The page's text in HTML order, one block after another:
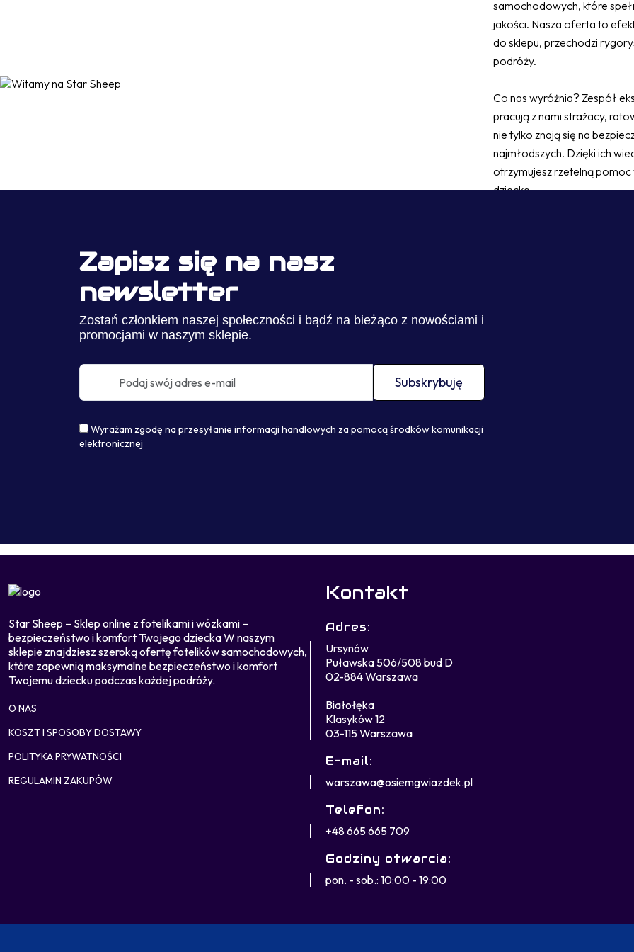
samochodowych, które
jakości. Nasza oferta to
do sklepu, przechodzi
podróży.
Co nas wyróżnia? Zespół
pracują z nami strażacy,
nie tylko znają się na
najmłodszych. Dzięki ich
otrzymujesz rzetelną
dziecka.
Zapisz się na nasz
newsletter
Zostań członkiem naszej społeczności i bądź na bieżąco z nowościami i
promocjami w naszym sklepie.
Subskrybuję
Wyrażam zgodę na przesyłanie informacji handlowych za pomocą środków komunikacji
elektronicznej
Star Sheep – Sklep online z fotelikami i wózkami –
bezpieczeństwo i komfort Twojego dziecka W naszym
sklepie znajdziesz szeroką ofertę fotelików samochodowych,
które zapewnią maksymalne bezpieczeństwo i komfort
Twojemu dziecku podczas każdej podróży.
O NAS
KOSZT I SPOSOBY DOSTAWY
POLITYKA PRYWATNOŚCI
REGULAMIN ZAKUPÓW
Kontakt
Adres:
Ursynów
Puławska 506/508 bud D
02-884 Warszawa
Białołęka
Klasyków 12
03-115 Warszawa
E-mail:
warszawa@osiemgwiazdek.pl
Telefon:
+48 665 665 709
Godziny otwarcia:
pon. - sob.: 10:00 - 19:00